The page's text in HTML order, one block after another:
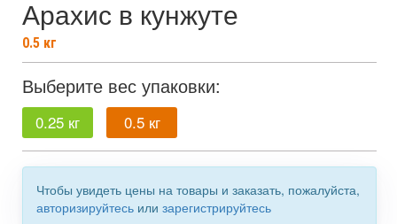
Арахис в кунжуте
0.5 кг
Выберите вес упаковки:
0.25 кг 0.5 кг
Чтобы увидеть цены на товары и заказать, пожалуйста,
авторизируйтесь или зарегистрируйтесь